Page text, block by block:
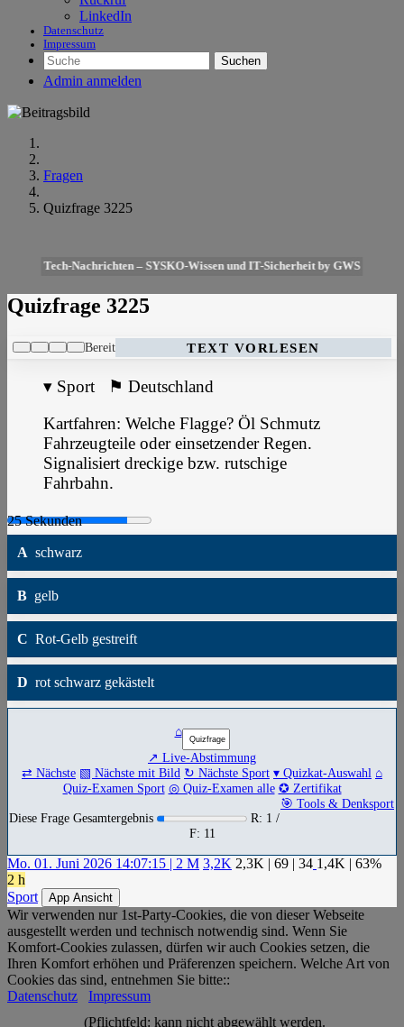
LinkedIn
Datenschutz
Impressum
Suchen
Admin anmelden
Fragen
Quizfrage 3225
Tech-Nachrichten – SYSKO-Wissen und IT-Sicherheit by GWS
Quizfrage 3225
Bereit TEXT VORLESEN
▾ Sport ⚑ Deutschland
Kartfahren: Welche Flagge? Öl Schmutz
Fahrzeugteile oder einsetzender Regen.
Signalisiert dreckige bzw. rutschige
Fahrbahn.
A schwarz
B gelb
C Rot-Gelb gestreift
D rot schwarz gekästelt
⌂
↗ Live-Abstimmung
⇄ Nächste ▧ Nächste mit Bild ↻ Nächste Sport ▾ Quizkat-Auswahl ⌂
Quiz-Examen Sport ◎ Quiz-Examen alle ✪ Zertifikat
🎯 Tools & Denksport
Diese Frage Gesamtergebnis
R: 1 /
F: 11
Mo. 01. Juni 2026 14:07:15 | 2 M 3,2K 2,3K | 69 | 34 1,4K | 63%
2 h
Sport
App Ansicht
Wir verwenden nur 1st-Party-Cookies, die von dieser Webseite
ausgestellt werden und technisch notwendig sind. Wenn Sie
Komfort-Cookies zulassen, dürfen wir auch Cookies setzen, die
Ihren Komfort erhöhen und Präferenzen speichern. Welche Art von
Cookies das sind, entnehmen Sie bitte::
Datenschutz
Impressum
(Pflichtfeld: kann nicht abgewählt werden.